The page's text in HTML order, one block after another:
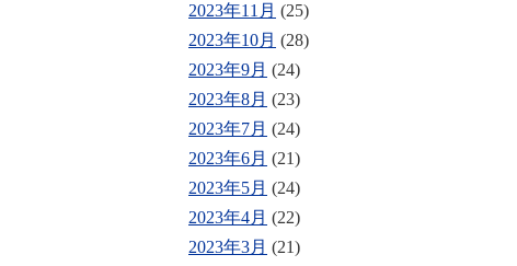
2023年11月 (25)
2023年10月 (28)
2023年9月 (24)
2023年8月 (23)
2023年7月 (24)
2023年6月 (21)
2023年5月 (24)
2023年4月 (22)
2023年3月 (21)